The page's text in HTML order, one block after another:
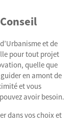
et de
pour tout projet
quelle que
en amont de
et vous
avoir besoin.
dans vos choix et